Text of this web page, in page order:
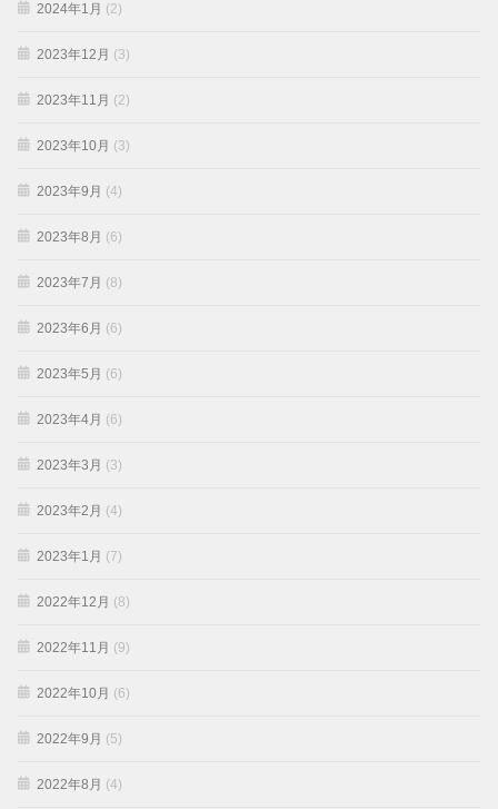
2024年1月 (2)
2023年12月 (3)
2023年11月 (2)
2023年10月 (3)
2023年9月 (4)
2023年8月 (6)
2023年7月 (8)
2023年6月 (6)
2023年5月 (6)
2023年4月 (6)
2023年3月 (3)
2023年2月 (4)
2023年1月 (7)
2022年12月 (8)
2022年11月 (9)
2022年10月 (6)
2022年9月 (5)
2022年8月 (4)